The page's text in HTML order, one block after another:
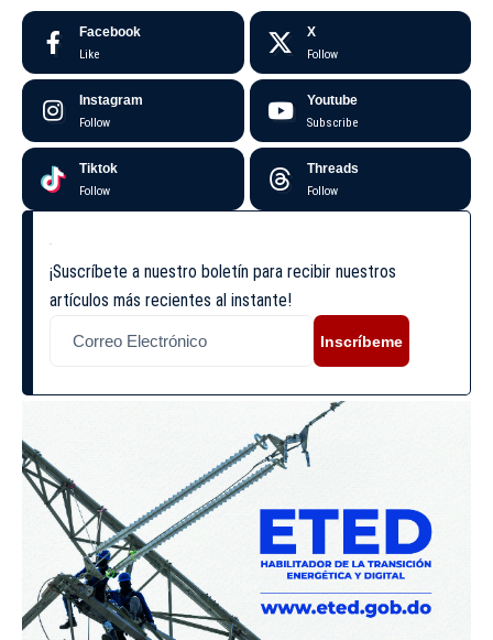
Facebook
Like
X
Follow
Instagram
Follow
Youtube
Subscribe
Tiktok
Follow
Threads
Follow
¡Suscríbete a nuestro boletín para recibir nuestros
artículos más recientes al instante!
Inscríbeme